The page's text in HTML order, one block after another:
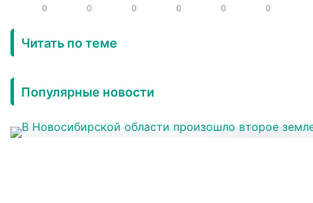
0 0 0 0 0 0
Читать по теме
Популярные новости